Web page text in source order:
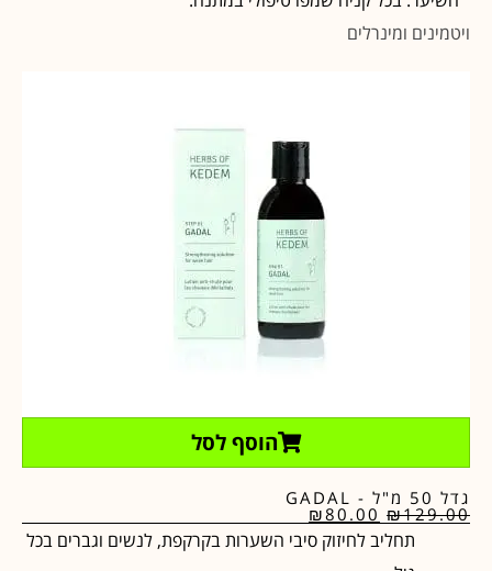
ויטמינים ומינרלים
הוסף לסל
גדל 50 מ"ל - GADAL
₪129.00
₪80.00
תחליב לחיזוק סיבי השערות בקרקפת, לנשים וגברים בכל